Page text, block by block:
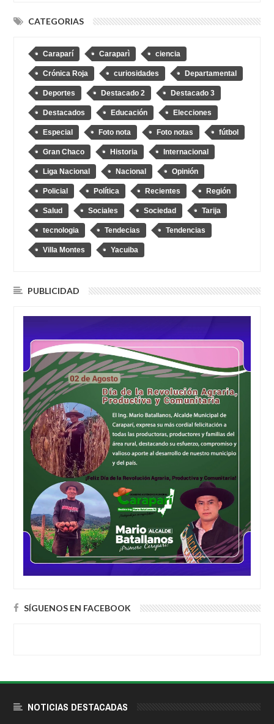
CATEGORIAS
Caraparí Caraparì ciencia
Crónica Roja curiosidades Departamental
Deportes Destacado 2 Destacado 3
Destacados Educación Elecciones
Especial Foto nota Foto notas fútbol
Gran Chaco Historia Internacional
Liga Nacional Nacional Opinión
Policial Política Recientes Región
Salud Sociales Sociedad Tarija
tecnologia Tendecias Tendencias
Villa Montes Yacuiba
PUBLICIDAD
SÍGUENOS EN FACEBOOK
NOTICIAS DESTACADAS